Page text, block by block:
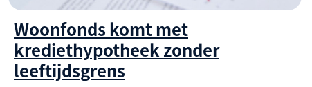
Woonfonds komt met
krediethypotheek zonder
leeftijdsgrens